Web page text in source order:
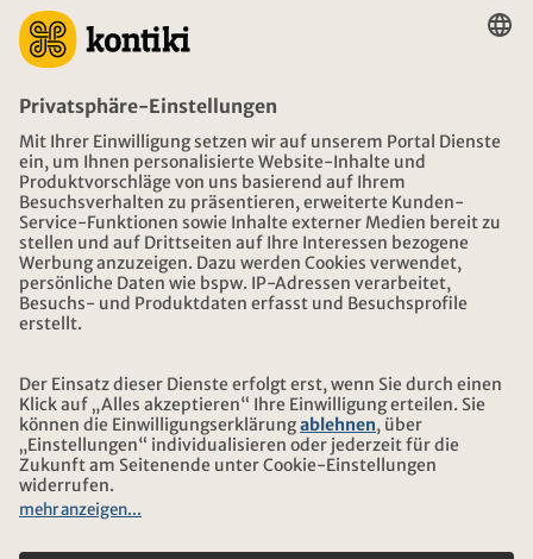
BERATUNG
NOTFALL AUF REISEN
ÖFFNUNGSZEITEN KONTIKI REISEN
DOWNLOAD UND LINKS
ADRESSE
ÜBER KONTIKI
UNSERE PARTNER